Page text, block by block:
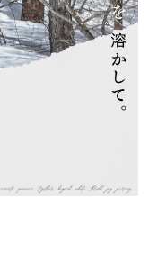
合わせ番
予約・ご
ニュース
袖ドレス
#結婚式